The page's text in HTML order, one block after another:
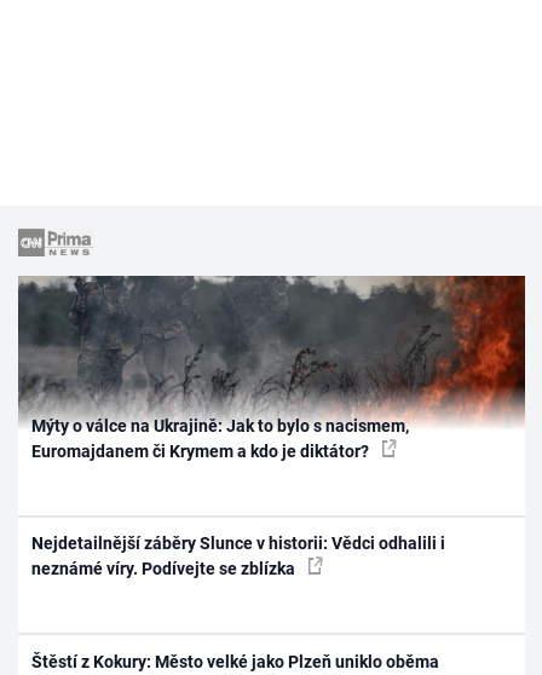
Mýty o válce na Ukrajině: Jak to bylo s nacismem,
Euromajdanem či Krymem a kdo je diktátor?
Nejdetailnější záběry Slunce v historii: Vědci odhalili i
neznámé víry. Podívejte se zblízka
Štěstí z Kokury: Město velké jako Plzeň uniklo oběma